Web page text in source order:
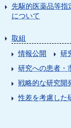
先駆的医薬品等指
について
取組
情報公開
研
研究への患者・
戦略的な研究開
性差を考慮した